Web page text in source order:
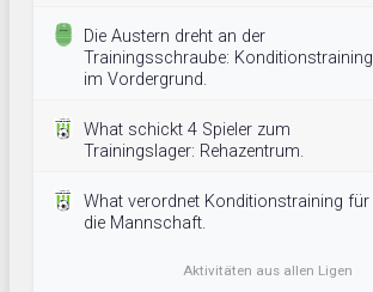
Die Austern dreht an der
Trainingsschraube: Konditionstraining
im Vordergrund.
What schickt 4 Spieler zum
Trainingslager: Rehazentrum.
What verordnet Konditionstraining für
die Mannschaft.
Aktivitäten aus allen Ligen